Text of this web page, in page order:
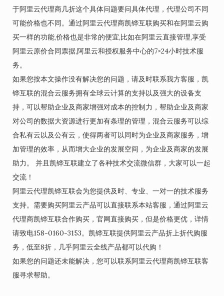
于阿里云代理商几折这个具体问题要问具体代理，代理公司不同
可能价格也不同。通过阿里云代理商凯铧互联购买和在阿里云购
买一样的功能,价格也是非常的便宜,比如在阿里云直接管理,享受
阿里云原价合同票据,阿里云和授权服务中心的7×24小时技术服
务。
如果您按本文操作没有解决您的问题，请及时联系我方客服，凯
铧互联的混合云服务拥有全球云计算的支持以及强大的设备支
持，可以帮助企业及商家增强对成本的控制力，帮助企业及商家
对公司的数据大资源进行更加有条理的管理，混合云服务可以综
合私有云以及公有云，使得两者可以同时为企业及商家服务，增
加管理的效率，从而增大企业的发展空间，为企业及商家的发展
助力。 并且凯铧互联建立了各种技术交流微信群，大家可以一起
交流！
阿里云代理凯铧互联会为您提供及时、专业、一对一的技术服务
支持。需要购买阿里云产品可以直接联系本站客服，通过阿里云
代理商凯铧互联合作购买，官网直接购买，但是价格更优，详情
请致电158-0160-3153。凯铧互联提供阿里云产品折上折代购服
务，低至8折，几乎阿里云全线产品都可以代购！
如果您的问题还未能解决，您可以联系阿里云代理商凯铧互联客
服寻求帮助。